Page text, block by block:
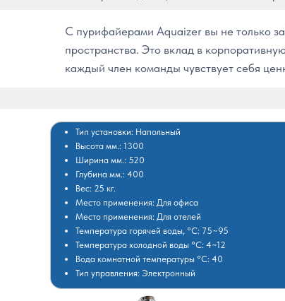
С пурифайерами Aquaizer вы не только
пространства. Это вклад в
каждый член команды чувствует себя
Тип установки: Напольный
Высота мм.: 1300
Ширина мм.: 520
Глубина мм.: 400
Вес: 25 кг.
Место применения: Для офиса
Место применения: Для отелей
Температура горячей воды, °C: 75~95
Температура холодной воды °C: 4~12
Вода комнатной температуры °C: 40
Тип управления: Электронный